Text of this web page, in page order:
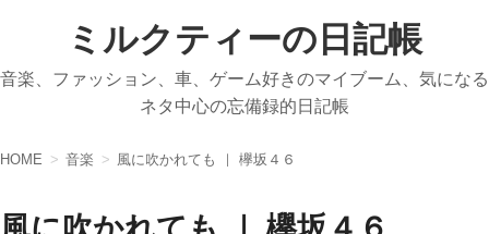
ミルクティーの日記帳
音楽、ファッション、車、ゲーム好きのマイブーム、気になる
ネタ中心の忘備録的日記帳
HOME 音楽 風に吹かれても ｜ 欅坂４６